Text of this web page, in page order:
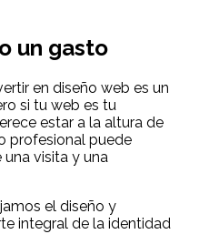
un gasto
en diseño web es un
si tu web es tu
estar a la altura de
profesional puede
visita y una
el diseño y
integral de la identidad